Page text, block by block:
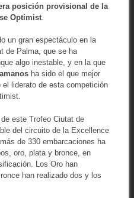
posición provisional de la
Optimist.
un gran espectáculo en la
de Palma, que se ha
algo inestable, y en la que
ha sido el que mejor
liderato de esta competición
este Trofeo Ciutat de
del circuito de la Excellence
de 330 embarcaciones ha
oro, plata y bronce, en
Los Oro han
han realizado dos y los